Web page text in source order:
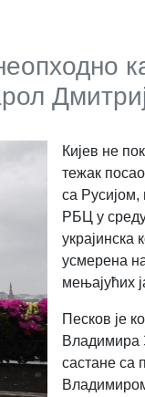
Кијев не
тежак
са Русијом,
РБЦ у
украјинска
усмерена
мењајућих
Песков је
Владимира
састане са